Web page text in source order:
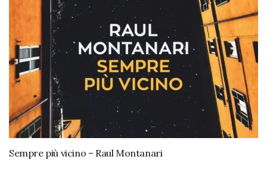
Sempre più vicino – Raul Montanari